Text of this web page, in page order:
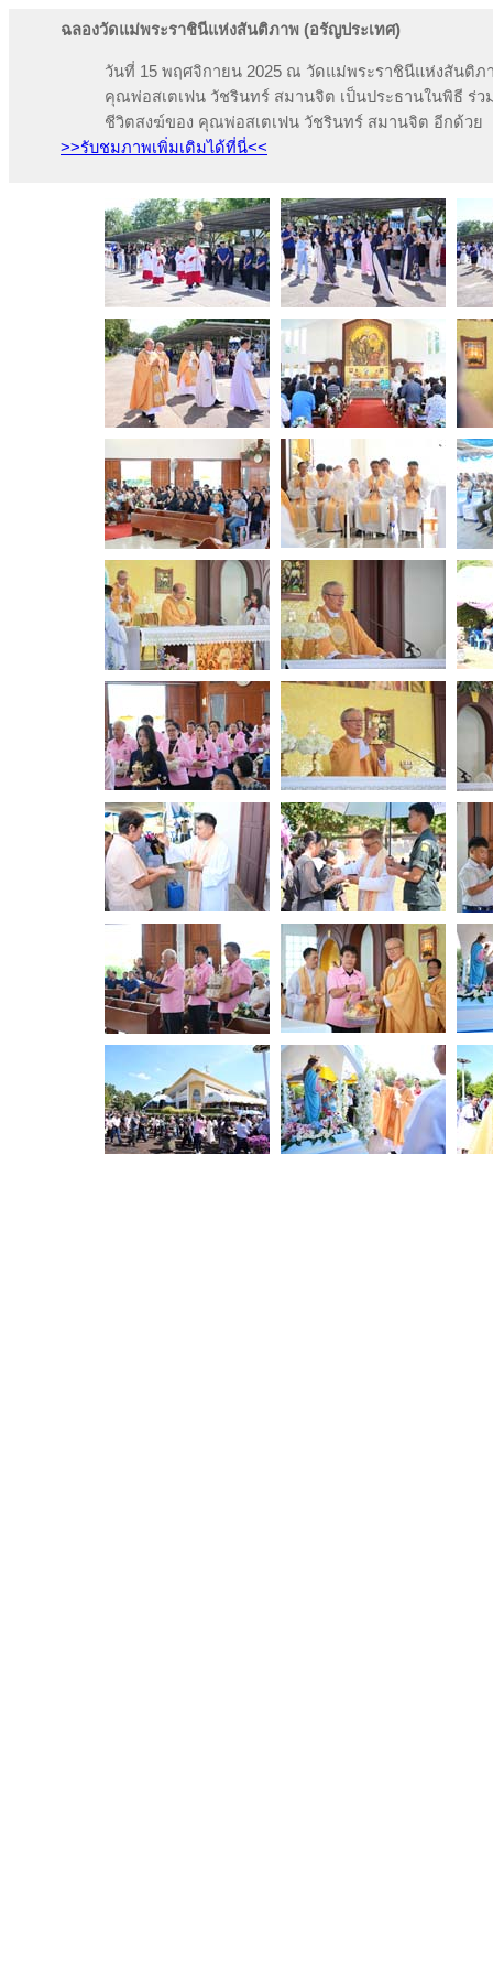
ฉลองวัดแม่พระราชินีแห่งสันติภาพ (อรัญประเทศ)
วันที่ 15 พฤศจิกายน 2025 ณ วัดแม่พระราชินีแห่งสันติ
คุณพ่อสเตเฟน วัชรินทร์ สมานจิต เป็นประธานในพิธี ร่
ชีวิตสงฆ์ของ คุณพ่อสเตเฟน วัชรินทร์ สมานจิต อีกด้วย
>>รับชมภาพเพิ่มเติมได้ที่นี่<<